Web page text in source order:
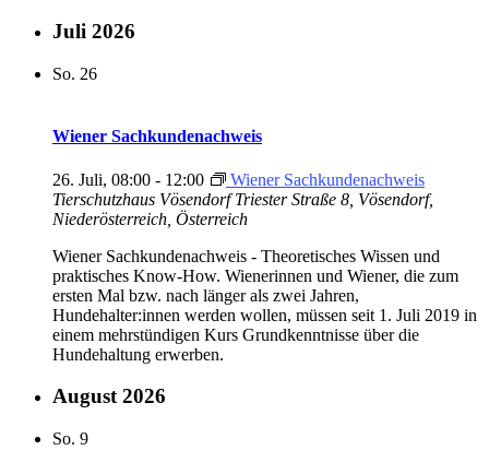
Juli 2026
So. 26
Wiener Sachkundenachweis
26. Juli, 08:00 - 12:00
Wiener Sachkundenachweis
Tierschutzhaus VösendorfTriester Straße 8, Vösendorf,
Niederösterreich, Österreich
Wiener Sachkundenachweis - Theoretisches Wissen und
praktisches Know-How. Wienerinnen und Wiener, die zum
ersten Mal bzw. nach länger als zwei Jahren,
Hundehalter:innen werden wollen, müssen seit 1. Juli 2019 in
einem mehrstündigen Kurs Grundkenntnisse über die
Hundehaltung erwerben.
August 2026
So. 9